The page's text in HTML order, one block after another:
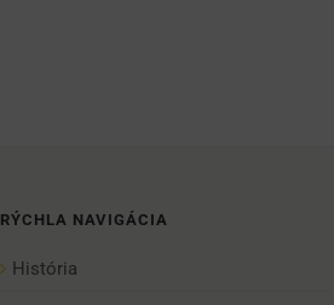
RÝCHLA NAVIGÁCIA
História